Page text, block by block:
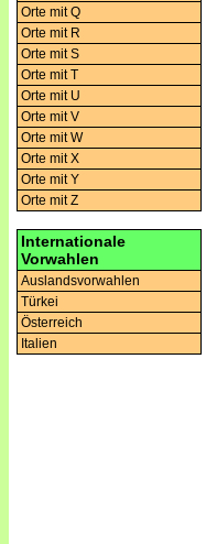
Orte mit Q
Orte mit R
Orte mit S
Orte mit T
Orte mit U
Orte mit V
Orte mit W
Orte mit X
Orte mit Y
Orte mit Z
Internationale
Vorwahlen
Auslandsvorwahlen
Türkei
Österreich
Italien